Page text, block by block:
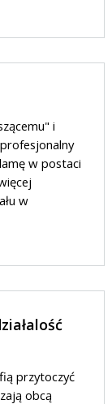
i
w postaci
w
przytoczyć
obcą